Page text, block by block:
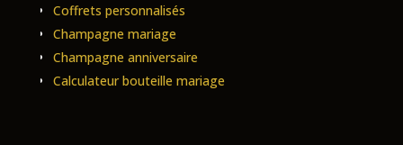
Coffrets personnalisés
Champagne mariage
Champagne anniversaire
Calculateur bouteille mariage